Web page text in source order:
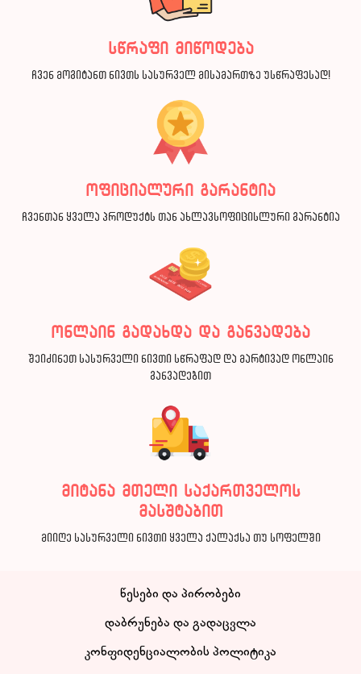
სწრაფი მიწოდება
ჩვენ მოგიტანთ ნივთს სასურველ მისამართზე უსწრაფესად!
ოფიციალური გარანტია
ჩვენთან ყველა პროდუქტს თან ახლავსოფიცისლური გარანტია
ონლაინ გადახდა და განვადება
შეიძინეთ სასურველი ნივთი სწრაფად და მარტივად ონლაინ
განვადებით
მიტანა მთელი საქართველოს
მასშტაბით
მიიღე სასურველი ნივთი ყველა ქალაქსა თუ სოფელში
წესები და პირობები
დაბრუნება და გადაცვლა
კონფიდენციალობის პოლიტიკა